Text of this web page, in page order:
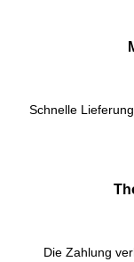
Schnelle
Die Zahlung